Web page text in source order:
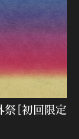
祭［初回限定